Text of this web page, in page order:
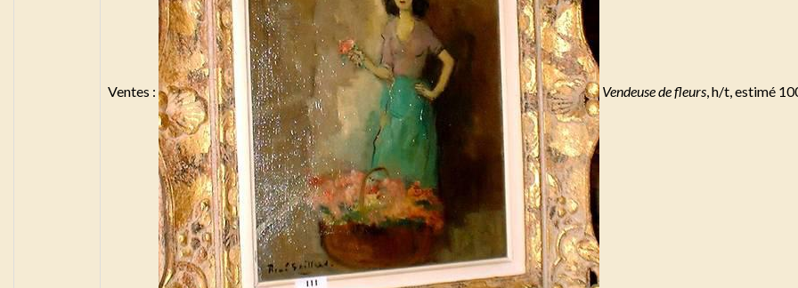
Ventes : Vendeuse de fleurs, h/t, estimé